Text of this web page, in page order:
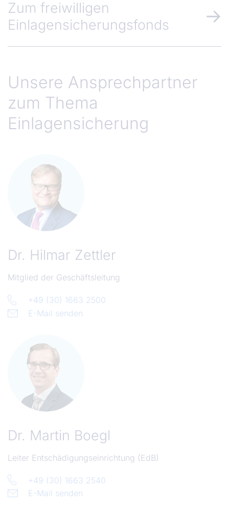
Zum freiwilligen
Einlagensicherungsfonds
Unsere Ansprechpartner
zum Thema
Einlagensicherung
Dr. Hilmar Zettler
Mitglied der Geschäftsleitung
+49 (30) 1663 2500
E-Mail senden
Dr. Martin Boegl
Leiter Entschädigungseinrichtung (EdB)
+49 (30) 1663 2540
E-Mail senden